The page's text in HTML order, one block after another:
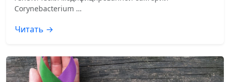
Corynebacterium …
Читать →